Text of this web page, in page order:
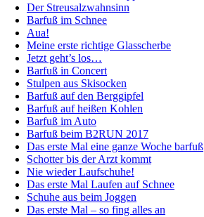
Der Streusalzwahnsinn
Barfuß im Schnee
Aua!
Meine erste richtige Glasscherbe
Jetzt geht’s los…
Barfuß in Concert
Stulpen aus Skisocken
Barfuß auf den Berggipfel
Barfuß auf heißen Kohlen
Barfuß im Auto
Barfuß beim B2RUN 2017
Das erste Mal eine ganze Woche barfuß
Schotter bis der Arzt kommt
Nie wieder Laufschuhe!
Das erste Mal Laufen auf Schnee
Schuhe aus beim Joggen
Das erste Mal – so fing alles an